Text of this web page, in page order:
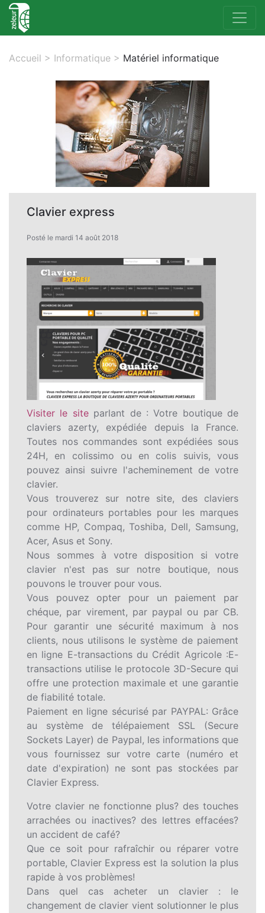
Accueil > Informatique > Matériel informatique
Clavier express
Posté le mardi 14 août 2018
Visiter le siteparlant de : Votre boutique de
claviers azerty, expédiée depuis la France.
Toutes nos commandes sont expédiées sous
24H, en colissimo ou en colis suivis, vous
pouvez ainsi suivre l'acheminement de votre
clavier.
Vous trouverez sur notre site, des claviers
pour ordinateurs portables pour les marques
comme HP, Compaq, Toshiba, Dell, Samsung,
Acer, Asus et Sony.
Nous sommes à votre disposition si votre
clavier n'est pas sur notre boutique, nous
pouvons le trouver pour vous.
Vous pouvez opter pour un paiement par
chéque, par virement, par paypal ou par CB.
Pour garantir une sécurité maximum à nos
clients, nous utilisons le système de paiement
en ligne E-transactions du Crédit Agricole :E-
transactions utilise le protocole 3D-Secure qui
offre une protection maximale et une garantie
de fiabilité totale.
Paiement en ligne sécurisé par PAYPAL: Grâce
au système de télépaiement SSL (Secure
Sockets Layer) de Paypal, les informations que
vous fournissez sur votre carte (numéro et
date d'expiration) ne sont pas stockées par
Clavier Express.
Votre clavier ne fonctionne plus? des touches
arrachées ou inactives? des lettres effacées?
un accident de café?
Que ce soit pour rafraîchir ou réparer votre
portable, Clavier Express est la solution la plus
rapide à vos problèmes!
Dans quel cas acheter un clavier : le
changement de clavier vient solutionner le plus